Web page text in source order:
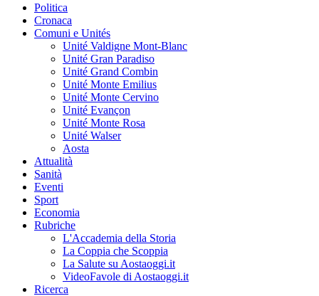
Politica
Cronaca
Comuni e Unités
Unité Valdigne Mont-Blanc
Unité Gran Paradiso
Unité Grand Combin
Unité Monte Emilius
Unité Monte Cervino
Unité Evançon
Unité Monte Rosa
Unité Walser
Aosta
Attualità
Sanità
Eventi
Sport
Economia
Rubriche
L'Accademia della Storia
La Coppia che Scoppia
La Salute su Aostaoggi.it
VideoFavole di Aostaoggi.it
Ricerca